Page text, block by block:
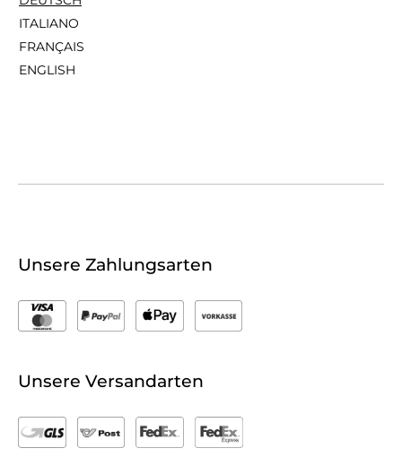
ITALIANO
FRANÇAIS
ENGLISH
Unsere Zahlungsarten
Unsere Versandarten